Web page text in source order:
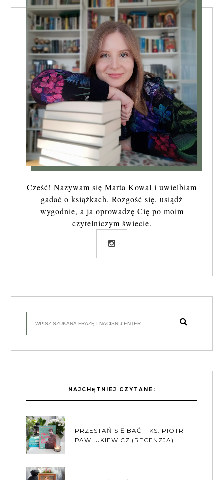
Cześć! Nazywam się Marta Kowal i uwielbiam
gadać o książkach. Rozgość się, usiądź
wygodnie, a ja oprowadzę Cię po moim
czytelniczym świecie.
NAJCHĘTNIEJ CZYTANE:
PRZESTAŃ SIĘ BAĆ – KS. PIOTR
PAWLUKIEWICZ (RECENZJA)